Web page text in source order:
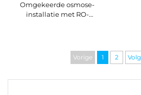
Omgekeerde osmose-
installatie met RO-
drinkwater in boerderijen en
landhuizen
Vorige 1 2